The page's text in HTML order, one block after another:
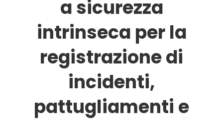
a sicurezza
intrinseca per la
registrazione di
incidenti,
pattugliamenti e